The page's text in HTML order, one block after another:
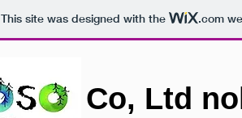
This site was designed with the .com
Co, Ltd